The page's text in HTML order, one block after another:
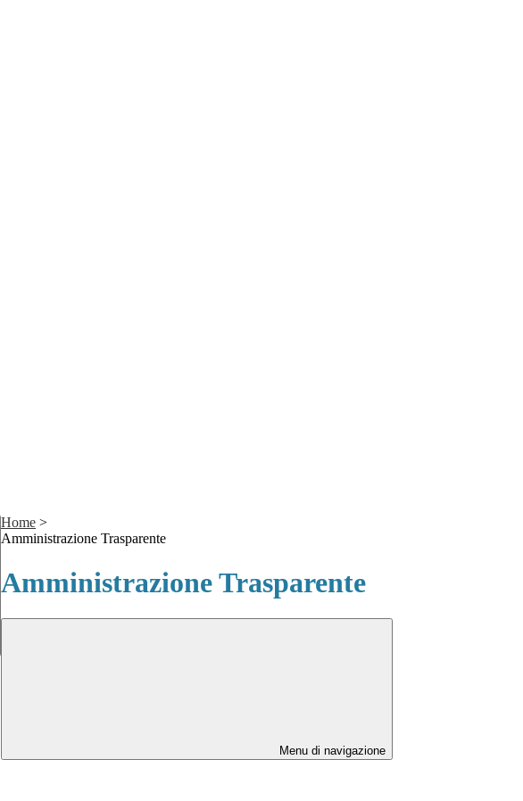
Home >
Amministrazione Trasparente
Amministrazione Trasparente
Menu di navigazione